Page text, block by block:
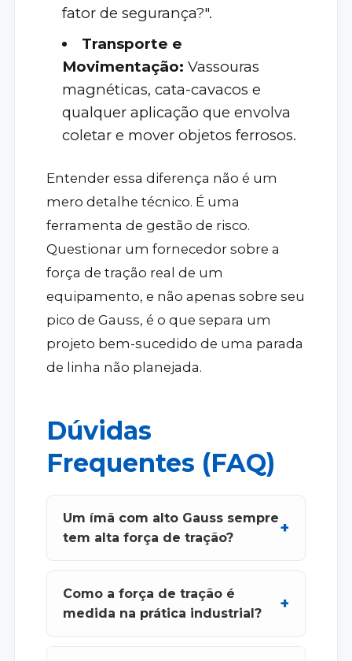
fator de segurança?".
Transporte e
Movimentação: Vassouras
magnéticas, cata-cavacos e
qualquer aplicação que envolva
coletar e mover objetos ferrosos.
Entender essa diferença não é um
mero detalhe técnico. É uma
ferramenta de gestão de risco.
Questionar um fornecedor sobre a
força de tração real de um
equipamento, e não apenas sobre seu
pico de Gauss, é o que separa um
projeto bem-sucedido de uma parada
de linha não planejada.
Dúvidas
Frequentes (FAQ)
Um ímã com alto Gauss sempre
tem alta força de tração?
Como a força de tração é
medida na prática industrial?